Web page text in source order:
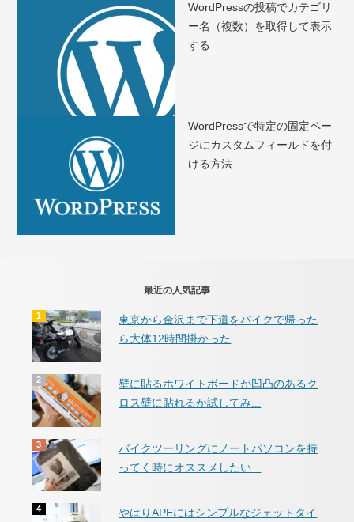
WordPressの投稿でカテゴリ
ー名（複数）を取得して表示
する
WordPressで特定の固定ペー
ジにカスタムフィールドを付
ける方法
最近の人気記事
東京から金沢まで下道をバイクで帰った
ら大体12時間掛かった
壁に貼るホワイトボードが凹凸のあるク
ロス壁に貼れるか試してみ...
バイクツーリングにノートパソコンを持
ってく時にオススメしたい...
やはりAPEにはシンプルなジェットタイ